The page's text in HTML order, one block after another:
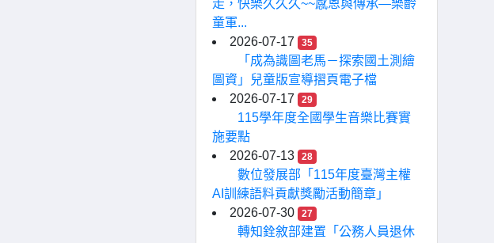
走，快樂久久久~~感恩與傳承—樂齡
童軍...
2026-07-17
35
「成為識圖老馬－探索國土測繪
圖資」兒童版宣導摺頁電子檔
2026-07-17
29
115學年度全國學生音樂比賽實
施要點
2026-07-13
28
數位發展部「115年度臺灣主權
AI訓練語料貢獻獎勵活動簡章」
2026-07-30
27
轉知銓敘部建置「公務人員退休